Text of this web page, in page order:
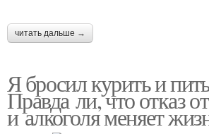
читать дальше →
Я бросил курить и
Правда ли, что отказ
и алкоголя меняет